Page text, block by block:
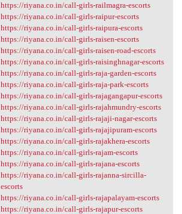
https://riyana.co.in/call-girls-railmagra-escorts
https://riyana.co.in/call-girls-raipur-escorts
https://riyana.co.in/call-girls-raipura-escorts
https://riyana.co.in/call-girls-raisen-escorts
https://riyana.co.in/call-girls-raisen-road-escorts
https://riyana.co.in/call-girls-raisinghnagar-escorts
https://riyana.co.in/call-girls-raja-garden-escorts
https://riyana.co.in/call-girls-raja-park-escorts
https://riyana.co.in/call-girls-rajagangapur-escorts
https://riyana.co.in/call-girls-rajahmundry-escorts
https://riyana.co.in/call-girls-rajaji-nagar-escorts
https://riyana.co.in/call-girls-rajajipuram-escorts
https://riyana.co.in/call-girls-rajakhera-escorts
https://riyana.co.in/call-girls-rajam-escorts
https://riyana.co.in/call-girls-rajana-escorts
https://riyana.co.in/call-girls-rajanna-sircilla-
escorts
https://riyana.co.in/call-girls-rajapalayam-escorts
https://riyana.co.in/call-girls-rajapur-escorts